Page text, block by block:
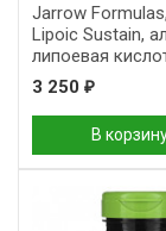
Jarrow
Lipoic Sustain,
липоевая
биотином, 300
таблеток
3 250 ₽
В